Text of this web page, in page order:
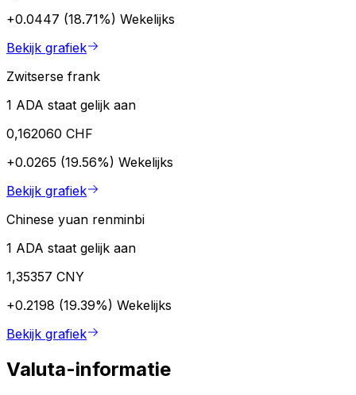
+0.0447 (18.71%) Wekelijks
Bekijk grafiek
Zwitserse frank
1 ADA staat gelijk aan
0,162060 CHF
+0.0265 (19.56%) Wekelijks
Bekijk grafiek
Chinese yuan renminbi
1 ADA staat gelijk aan
1,35357 CNY
+0.2198 (19.39%) Wekelijks
Bekijk grafiek
Valuta-informatie